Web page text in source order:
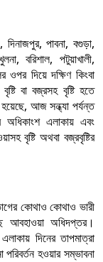
দিনাজপুর, পাবনা, বগুড়া,
বরিশাল, পটুয়াখালী,
ওপর দিয়ে দক্ষিণ কিংবা
বা বজ্রসহ বৃষ্টি হতে
হয়েছে, আজ সন্ধ্যা পর্যন্ত
অধিকাংশ এলাকায় এবং
বৃষ্টি অথবা বজ্রবৃষ্টির
কোথাও কোথাও ভারী
আবহাওয়া অধিদপ্তর।
দিনের তাপমাত্রা
হওয়ার সম্ভাবনা